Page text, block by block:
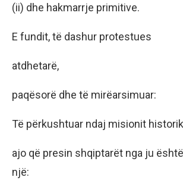
(ii) dhe hakmarrje primitive.
E fundit, të dashur protestues
atdhetarë,
paqësorë dhe të mirëarsimuar:
Të përkushtuar ndaj misionit
ajo që presin shqiptarët nga ju
një: